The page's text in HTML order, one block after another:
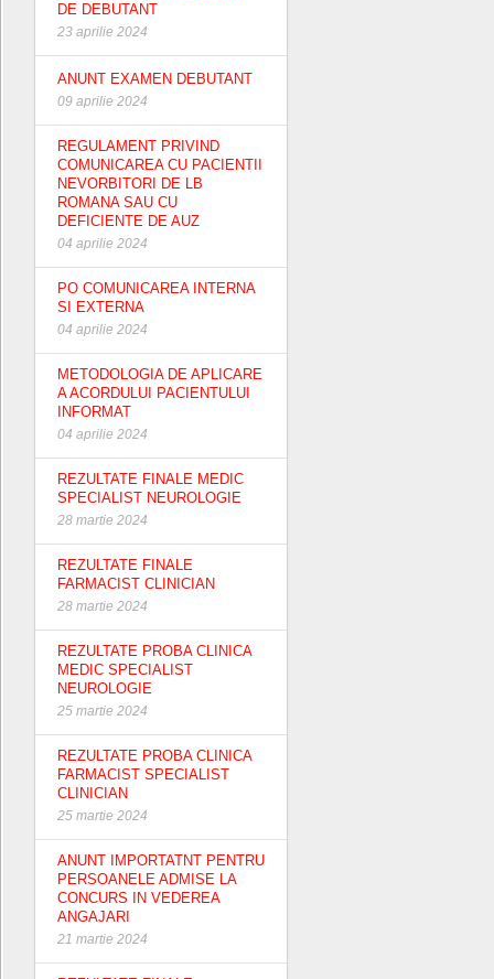
DE DEBUTANT
23 aprilie 2024
ANUNT EXAMEN DEBUTANT
09 aprilie 2024
REGULAMENT PRIVIND
COMUNICAREA CU PACIENTII
NEVORBITORI DE LB
ROMANA SAU CU
DEFICIENTE DE AUZ
04 aprilie 2024
PO COMUNICAREA INTERNA
SI EXTERNA
04 aprilie 2024
METODOLOGIA DE APLICARE
A ACORDULUI PACIENTULUI
INFORMAT
04 aprilie 2024
REZULTATE FINALE MEDIC
SPECIALIST NEUROLOGIE
28 martie 2024
REZULTATE FINALE
FARMACIST CLINICIAN
28 martie 2024
REZULTATE PROBA CLINICA
MEDIC SPECIALIST
NEUROLOGIE
25 martie 2024
REZULTATE PROBA CLINICA
FARMACIST SPECIALIST
CLINICIAN
25 martie 2024
ANUNT IMPORTATNT PENTRU
PERSOANELE ADMISE LA
CONCURS IN VEDEREA
ANGAJARI
21 martie 2024